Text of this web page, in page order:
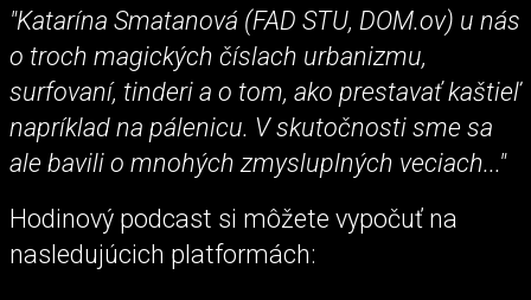
"Katarína Smatanová (FAD STU, DOM.ov) u nás
o troch magických číslach urbanizmu,
surfovaní, tinderi a o tom, ako prestavať kaštieľ
napríklad na pálenicu. V skutočnosti sme sa
ale bavili o mnohých zmysluplných veciach..."
Hodinový podcast si môžete vypočuť na
nasledujúcich platformách: